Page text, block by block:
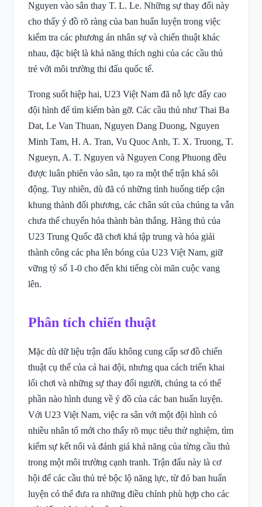
Nguyen vào sân thay T. L. Le. Những sự thay đổi này
cho thấy ý đồ rõ ràng của ban huấn luyện trong việc
kiểm tra các phương án nhân sự và chiến thuật khác
nhau, đặc biệt là khả năng thích nghi của các cầu thủ
trẻ với môi trường thi đấu quốc tế.
Trong suốt hiệp hai, U23 Việt Nam đã nỗ lực đẩy cao
đội hình để tìm kiếm bàn gỡ. Các cầu thủ như Thai Ba
Dat, Le Van Thuan, Nguyen Dang Duong, Nguyen
Minh Tam, H. A. Tran, Vu Quoc Anh, T. X. Truong, T.
Ngueyn, A. T. Nguyen và Nguyen Cong Phuong đều
được luân phiên vào sân, tạo ra một thế trận khá sôi
động. Tuy nhiên, dù đã có những tình huống tiếp cận
khung thành đối phương, các chân sút của chúng ta vẫn
chưa thể chuyển hóa thành bàn thắng. Hàng thủ của
U23 Trung Quốc đã chơi khá tập trung và hóa giải
thành công các pha lên bóng của U23 Việt Nam, giữ
vững tỷ số 1-0 cho đến khi tiếng còi mãn cuộc vang
lên.
Phân tích chiến thuật
Mặc dù dữ liệu trận đấu không cung cấp sơ đồ chiến
thuật cụ thể của cả hai đội, nhưng qua cách triển khai
lối chơi và những sự thay đổi người, chúng ta có thể
phần nào hình dung về ý đồ của các ban huấn luyện.
Với U23 Việt Nam, việc ra sân với một đội hình có
nhiều nhân tố mới cho thấy rõ mục tiêu thử nghiệm, tìm
kiếm sự kết nối và đánh giá khả năng của từng cầu thủ
trong một môi trường cạnh tranh. Trận đấu này là cơ
hội để các cầu thủ trẻ bộc lộ năng lực, từ đó ban huấn
luyện có thể đưa ra những điều chỉnh phù hợp cho các